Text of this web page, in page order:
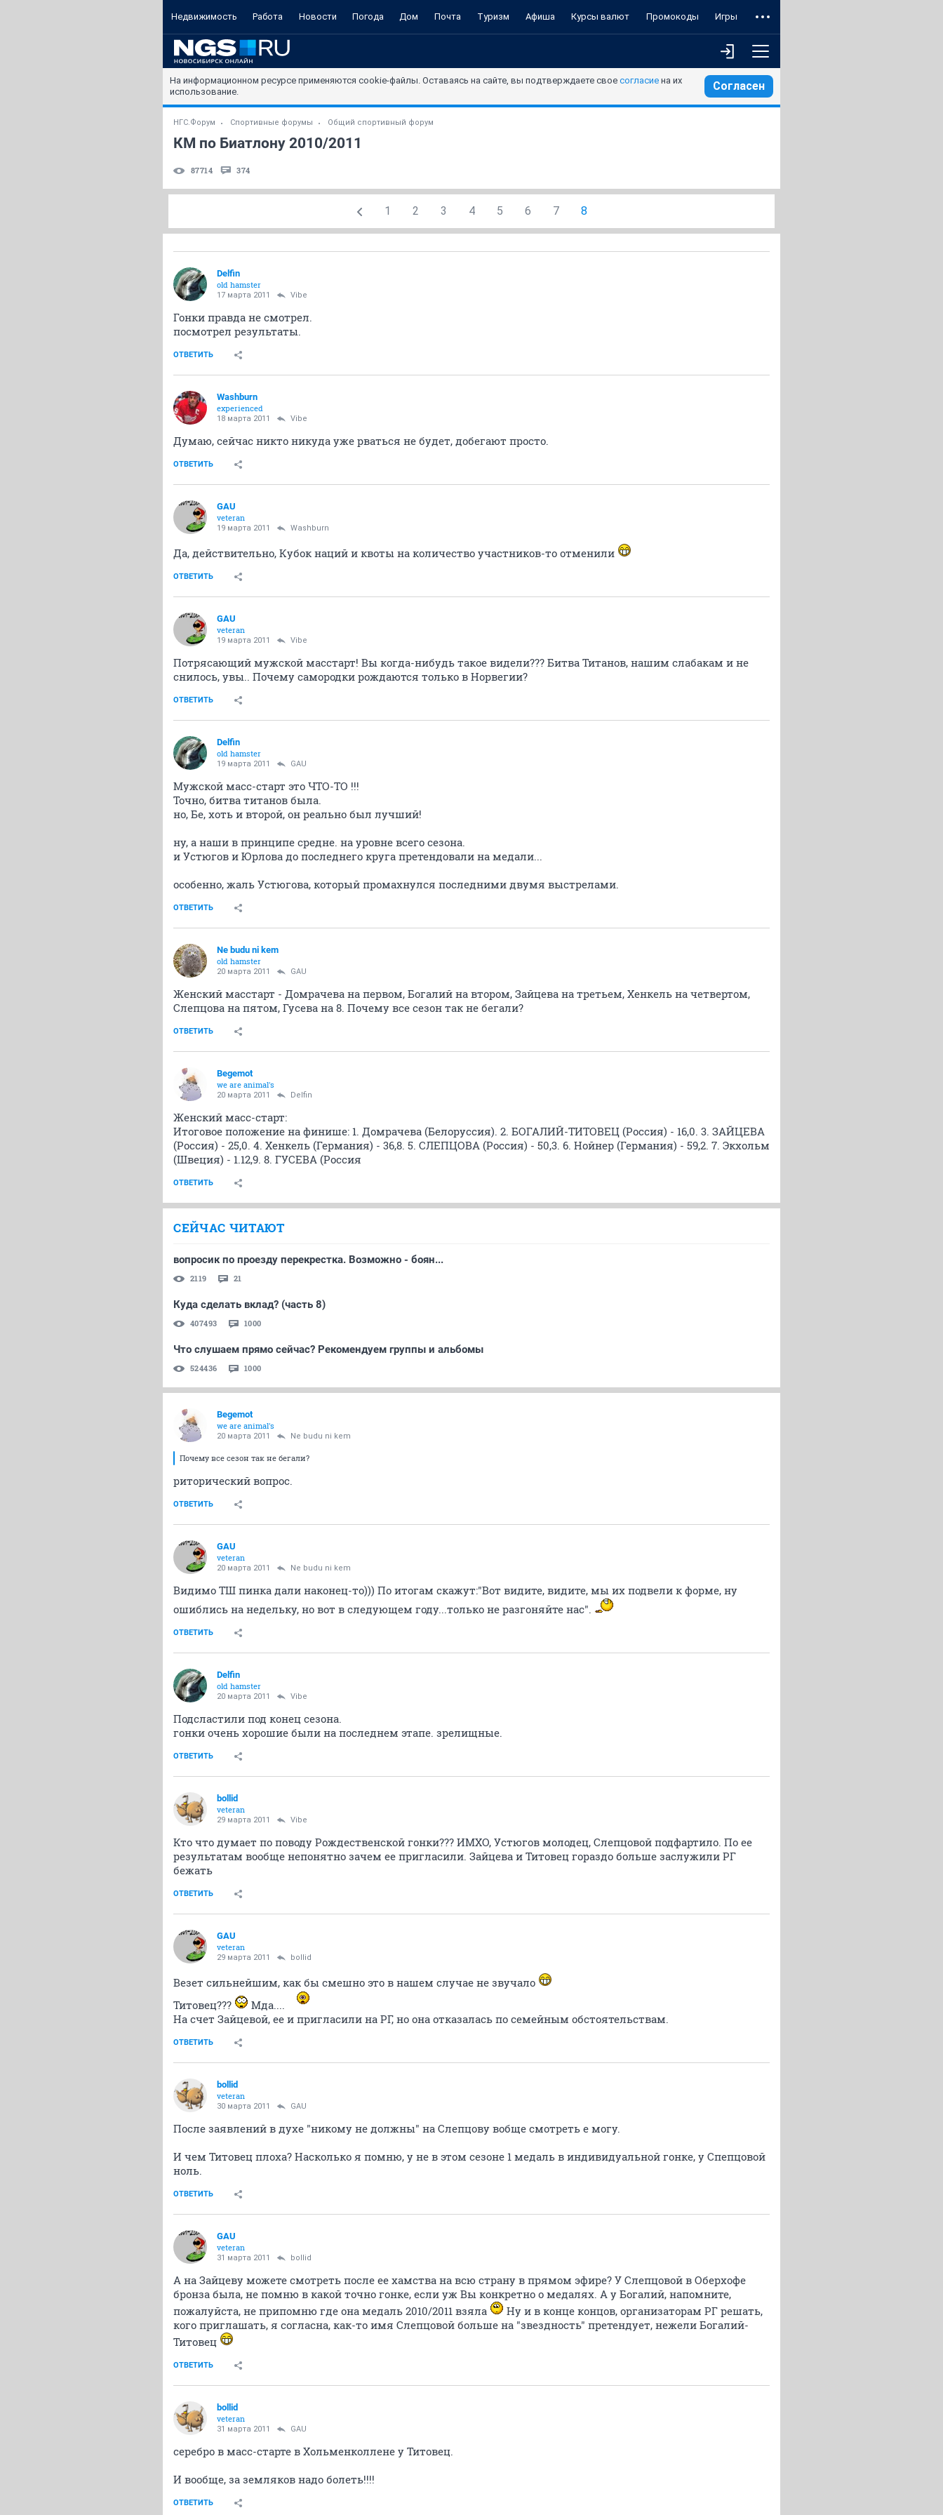
Недвижимость Работа Новости Погода Дом Почта Туризм Афиша Курсы валют Промокоды Игры
На информационном ресурсе применяются cookie-файлы. Оставаясь на сайте, вы подтверждаете свое согласие на их
использование.
Согласен
НГС.Форум Спортивные форумы Общий спортивный форум
КМ по Биатлону 2010/2011
87714 374
1 2 3 4 5 6 7 8
Delfin
old hamster
17 марта 2011 Vibe
Гонки правда не смотрел.
посмотрел результаты.
ОТВЕТИТЬ
Washburn
experienced
18 марта 2011 Vibe
Думаю, сейчас никто никуда уже рваться не будет, добегают просто.
ОТВЕТИТЬ
GAU
veteran
19 марта 2011 Washburn
Да, действительно, Кубок наций и квоты на количество участников-то отменили
ОТВЕТИТЬ
GAU
veteran
19 марта 2011 Vibe
Потрясающий мужской масстарт! Вы когда-нибудь такое видели??? Битва Титанов, нашим слабакам и не
снилось, увы.. Почему самородки рождаются только в Норвегии?
ОТВЕТИТЬ
Delfin
old hamster
19 марта 2011 GAU
Мужской масс-старт это ЧТО-ТО !!!
Точно, битва титанов была.
но, Бе, хоть и второй, он реально был лучший!
ну, а наши в принципе средне. на уровне всего сезона.
и Устюгов и Юрлова до последнего круга претендовали на медали...
особенно, жаль Устюгова, который промахнулся последними двумя выстрелами.
ОТВЕТИТЬ
Ne budu ni kem
old hamster
20 марта 2011 GAU
Женский масстарт - Домрачева на первом, Богалий на втором, Зайцева на третьем, Хенкель на четвертом,
Слепцова на пятом, Гусева на 8. Почему все сезон так не бегали?
ОТВЕТИТЬ
Begemot
we are animal's
20 марта 2011 Delfin
Женский масс-старт:
Итоговое положение на финише: 1. Домрачева (Белоруссия). 2. БОГАЛИЙ-ТИТОВЕЦ (Россия) - 16,0. 3. ЗАЙЦЕВА
(Россия) - 25,0. 4. Хенкель (Германия) - 36,8. 5. СЛЕПЦОВА (Россия) - 50,3. 6. Нойнер (Германия) - 59,2. 7. Экхольм
(Швеция) - 1.12,9. 8. ГУСЕВА (Россия
ОТВЕТИТЬ
СЕЙЧАС ЧИТАЮТ
вопросик по проезду перекрестка. Возможно - боян...
2119 21
Куда сделать вклад? (часть 8)
407493 1000
Что слушаем прямо сейчас? Рекомендуем группы и альбомы
524436 1000
Begemot
we are animal's
20 марта 2011 Ne budu ni kem
Почему все сезон так не бегали?
риторический вопрос.
ОТВЕТИТЬ
GAU
veteran
20 марта 2011 Ne budu ni kem
Видимо ТШ пинка дали наконец-то))) По итогам скажут:"Вот видите, видите, мы их подвели к форме, ну
ошиблись на недельку, но вот в следующем году...только не разгоняйте нас".
ОТВЕТИТЬ
Delfin
old hamster
20 марта 2011 Vibe
Подсластили под конец сезона.
гонки очень хорошие были на последнем этапе. зрелищные.
ОТВЕТИТЬ
bollid
veteran
29 марта 2011 Vibe
Кто что думает по поводу Рождественской гонки??? ИМХО, Устюгов молодец, Слепцовой подфартило. По ее
результатам вообще непонятно зачем ее пригласили. Зайцева и Титовец гораздо больше заслужили РГ
бежать
ОТВЕТИТЬ
GAU
veteran
29 марта 2011 bollid
Везет сильнейшим, как бы смешно это в нашем случае не звучало
Титовец???
Мда....
На счет Зайцевой, ее и пригласили на РГ, но она отказалась по семейным обстоятельствам.
ОТВЕТИТЬ
bollid
veteran
30 марта 2011 GAU
После заявлений в духе "никому не должны" на Слепцову вобще смотреть е могу.
И чем Титовец плоха? Насколько я помню, у не в этом сезоне 1 медаль в индивидуальной гонке, у Спепцовой
ноль.
ОТВЕТИТЬ
GAU
veteran
31 марта 2011 bollid
А на Зайцеву можете смотреть после ее хамства на всю страну в прямом эфире? У Слепцовой в Оберхофе
бронза была, не помню в какой точно гонке, если уж Вы конкретно о медалях. А у Богалий, напомните,
пожалуйста, не припомню где она медаль 2010/2011 взяла
Ну и в конце концов, организаторам РГ решать,
кого приглашать, я согласна, как-то имя Слепцовой больше на "звездность" претендует, нежели Богалий-
Титовец
ОТВЕТИТЬ
bollid
veteran
31 марта 2011 GAU
серебро в масс-старте в Хольменколлене у Титовец.
И вообще, за земляков надо болеть!!!!
ОТВЕТИТЬ